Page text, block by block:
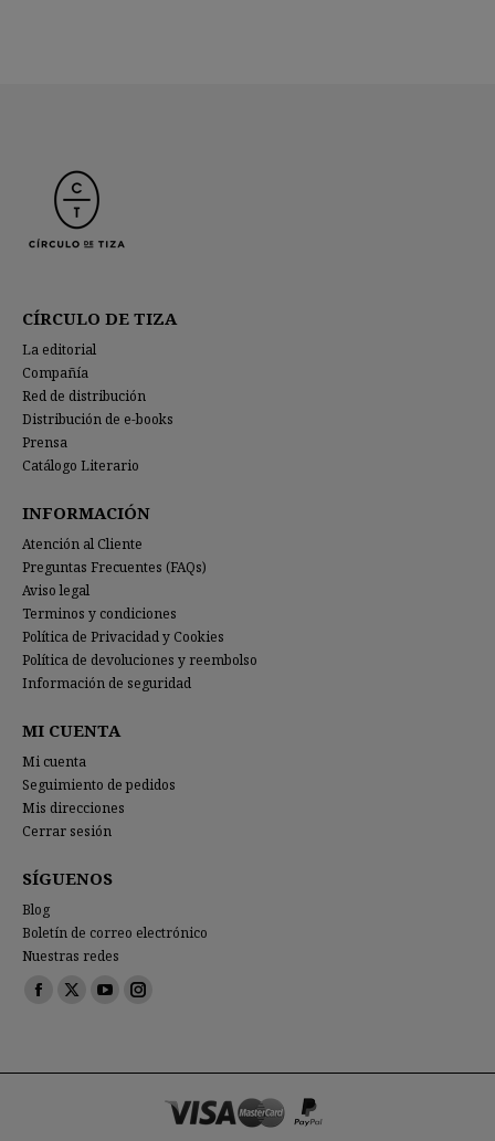
CÍRCULO DE TIZA
La editorial
Compañía
Red de distribución
Distribución de e-books
Prensa
Catálogo Literario
INFORMACIÓN
Atención al Cliente
Preguntas Frecuentes (FAQs)
Aviso legal
Terminos y condiciones
Política de Privacidad y Cookies
Política de devoluciones y reembolso
Información de seguridad
MI CUENTA
Mi cuenta
Seguimiento de pedidos
Mis direcciones
Cerrar sesión
SÍGUENOS
Blog
Boletín de correo electrónico
Nuestras redes
Encuéntranos en:
Facebook
X
YouTubeInstagram